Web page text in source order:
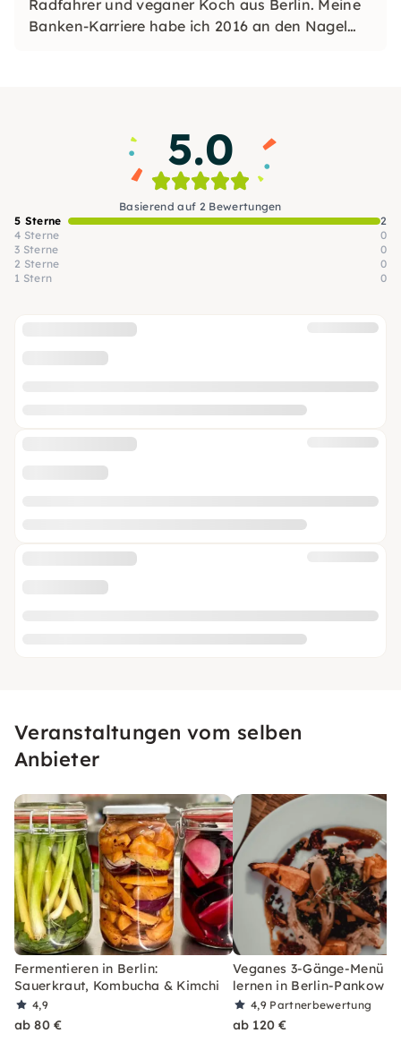
Radfahrer und veganer Koch aus Berlin. Meine
Banken-Karriere habe ich 2016 an den Nagel
5.0
Basierend auf 2 Bewertungen
5 Sterne
2
4 Sterne
0
3 Sterne
0
2 Sterne
0
1 Stern
0
Veranstaltungen vom selben
Anbieter
Fermentieren in Berlin:
Sauerkraut, Kombucha & Kimchi
4,9
ab 80 €
Veganes 3-Gänge-Menü
lernen in Berlin-Pankow
4,9 Partnerbewertung
ab 120 €